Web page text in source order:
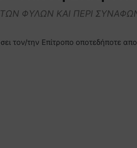
ΤΩΝ ΦΥΛΩΝ ΚΑΙ ΠΕΡΙ
τον/την Επίτροπο οποτεδήποτε